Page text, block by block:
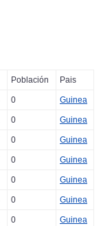
Población Pais
0 Guinea
0 Guinea
0 Guinea
0 Guinea
0 Guinea
0 Guinea
0 Guinea